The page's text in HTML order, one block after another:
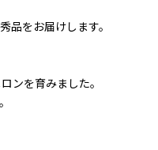
品をお届けします。
ンを育みました。